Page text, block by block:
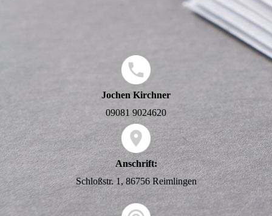
Jochen Kirchner
09081 9024620
Anschrift:
Schloßstr. 1, 86756 Reimlingen